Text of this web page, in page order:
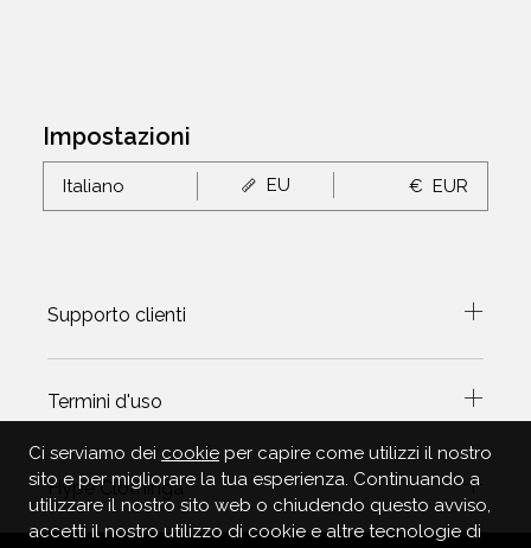
Impostazioni
Italiano EU € EUR
Supporto clienti
Termini d'uso
Hype Clothinga
Ci serviamo dei cookie per capire come utilizzi il nostro
sito e per migliorare la tua esperienza. Continuando a
utilizzare il nostro sito web o chiudendo questo avviso,
accetti il nostro utilizzo di cookie e altre tecnologie di